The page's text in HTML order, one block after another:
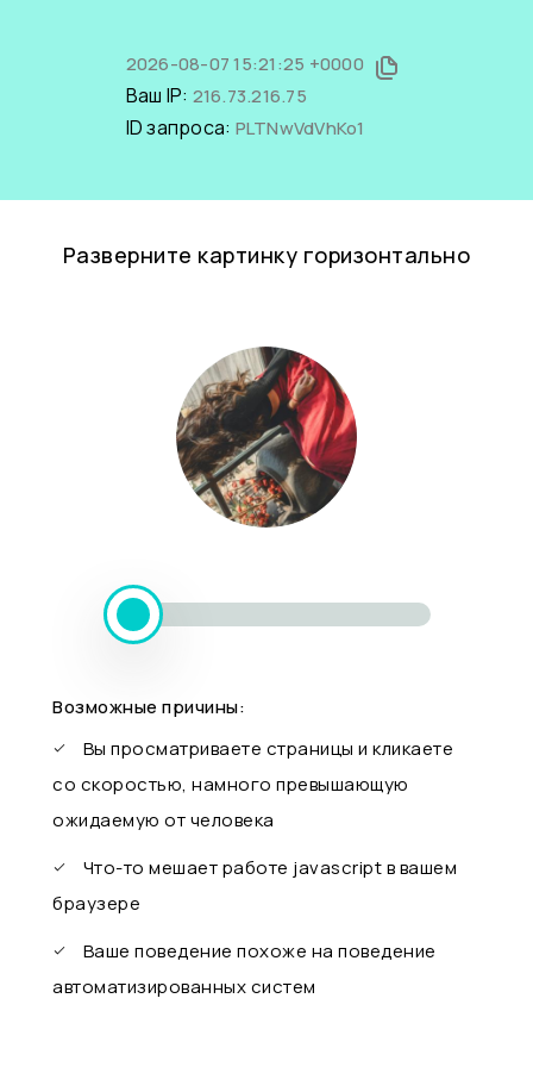
2026-08-07 15:21:25 +0000
Ваш IP: 216.73.216.75
ID запроса: PLTNwVdVhKo1
Разверните картинку горизонтально
Возможные причины:
Вы просматриваете страницы и кликаете
со скоростью, намного превышающую
ожидаемую от человека
Что-то мешает работе javascript в вашем
браузере
Ваше поведение похоже на поведение
автоматизированных систем